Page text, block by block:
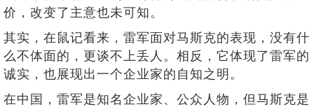
价，改变了主意也未可知。
其实，在鼠记看来，雷军面对马斯克的表现，没有什
么不体面的，更谈不上丢人。相反，它体现了雷军的
诚实，也展现出一个企业家的自知之明。
在中国，雷军是知名企业家、公众人物，但马斯克是